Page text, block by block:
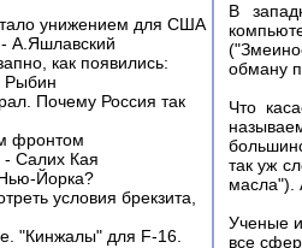
унижением для США
А.Яшлавский
как появились:
Рыбин
Почему Россия так
фронтом
Салих Кая
Йорка?
условия брекзита,
"Кинжалы" для F-16.
В
обману
Что
так уж
масла").
Ученые
все